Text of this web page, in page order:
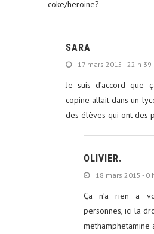
coke/heroine?
SARA
17 mars 2015 - 22 h 39
Je suis d’accord que
copine allait dans un
des élèves qui ont des
OLIVIER.
18 mars 2015 - 0
Ça n’a rien a
personnes, ici la
methamphetamine